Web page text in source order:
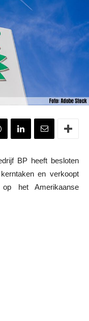
BP heeft besloten
en verkoopt
op het Amerikaanse